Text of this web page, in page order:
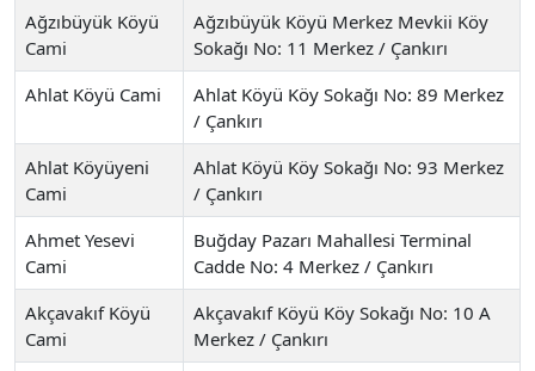
Ağzıbüyük Köyü
Cami
Ağzıbüyük Köyü Merkez Mevkii Köy
Sokağı No: 11 Merkez / Çankırı
Ahlat Köyü Cami
Ahlat Köyü Köy Sokağı No: 89 Merkez
/ Çankırı
Ahlat Köyüyeni
Cami
Ahlat Köyü Köy Sokağı No: 93 Merkez
/ Çankırı
Ahmet Yesevi
Cami
Buğday Pazarı Mahallesi Terminal
Cadde No: 4 Merkez / Çankırı
Akçavakıf Köyü
Cami
Akçavakıf Köyü Köy Sokağı No: 10 A
Merkez / Çankırı